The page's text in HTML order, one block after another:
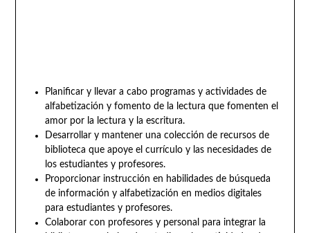
Planificar y llevar a cabo programas y actividades de
alfabetización y fomento de la lectura que fomenten el
amor por la lectura y la escritura.
Desarrollar y mantener una colección de recursos de
biblioteca que apoye el currículo y las necesidades de
los estudiantes y profesores.
Proporcionar instrucción en habilidades de búsqueda
de información y alfabetización en medios digitales
para estudiantes y profesores.
Colaborar con profesores y personal para integrar la